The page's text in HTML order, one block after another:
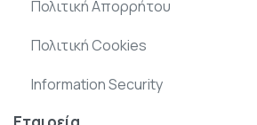
Πολιτική Απορρήτου
Πολιτική Cookies
Information Security